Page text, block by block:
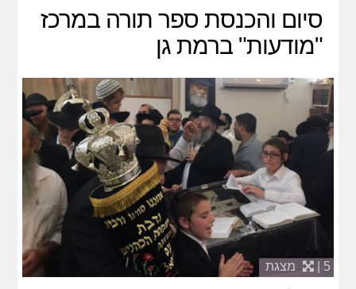
סיום והכנסת ספר תורה במרכז
"מודעות" ברמת גן
5 | מצגת